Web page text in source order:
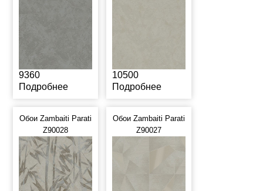
9360
Подробнее
10500
Подробнее
Обои Zambaiti Parati
Z90028
Обои Zambaiti Parati
Z90027